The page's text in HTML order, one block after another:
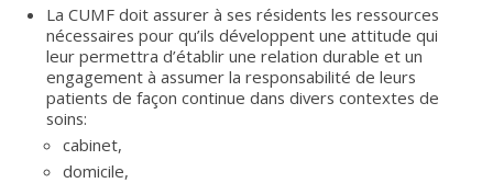
La CUMF doit assurer à ses résidents les ressources
nécessaires pour qu’ils développent une attitude qui
leur permettra d’établir une relation durable et un
engagement à assumer la responsabilité de leurs
patients de façon continue dans divers contextes de
soins:
cabinet,
domicile,